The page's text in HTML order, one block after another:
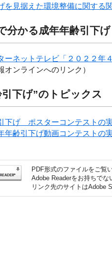
を見据えた環境整備に関する
分かる成年年齢引下げ
ーネットテレビ「２０２２
ンラインへのリンク）
引下げ”のトピックス
下げ ポスターコンテストの
年齢引下げ動画コンテストの
PDF形式のファイルをご覧
Adobe Readerをお持ちでな
リンク先のサイトはAdobe